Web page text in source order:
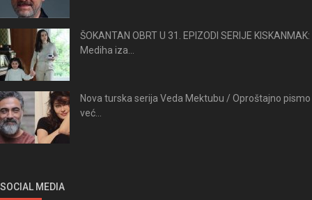
ŠOKANTAN OBRT U 31. EPIZODI SERIJE KISKANMAK:
Mediha iza...
Nova turska serija Veda Mektubu / Oproštajno pismo
već...
SOCIAL MEDIA